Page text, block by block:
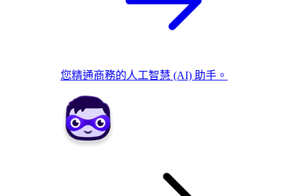
您精通商務的人工智慧 (AI) 助手。